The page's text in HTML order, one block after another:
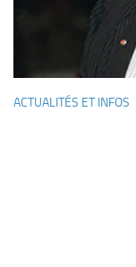
ACTUALITÉS ET INFOS